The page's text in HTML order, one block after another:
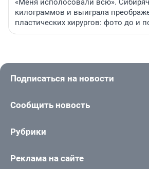
«Меня исполосовали всю».
килограммов и выиграла
пластических хирургов: фото до и
Подписаться на новости
Сообщить новость
Рубрики
Реклама на сайте